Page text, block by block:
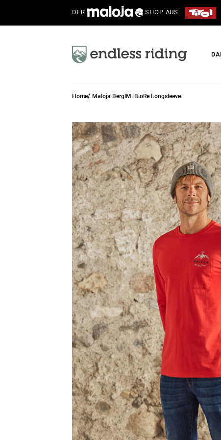
DER SHOP AUS
Home Maloja BerglM. BioRe Longsleeve